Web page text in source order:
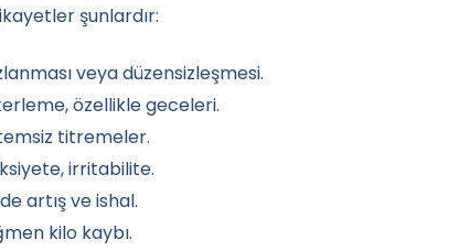
şunlardır:
veya düzensizleşmesi.
özellikle geceleri.
titremeler.
irritabilite.
artış ve ishal.
kilo kaybı.